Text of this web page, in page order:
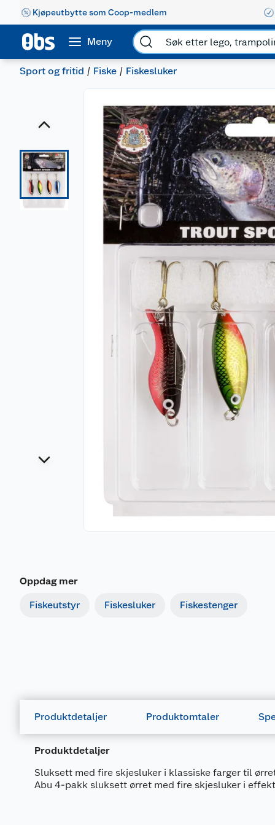
Kjøpeutbytte som Coop-medlem
Meny
Sport og fritid Fiske Fiskesluker
Oppdag mer
Fiskeutstyr Fiskesluker Fiskestenger
Produktdetaljer Produktomtaler
Produktdetaljer
Sluksett med fire skjesluker i klassiske farger til
Abu 4-pakk sluksett ørret med fire skjesluker i